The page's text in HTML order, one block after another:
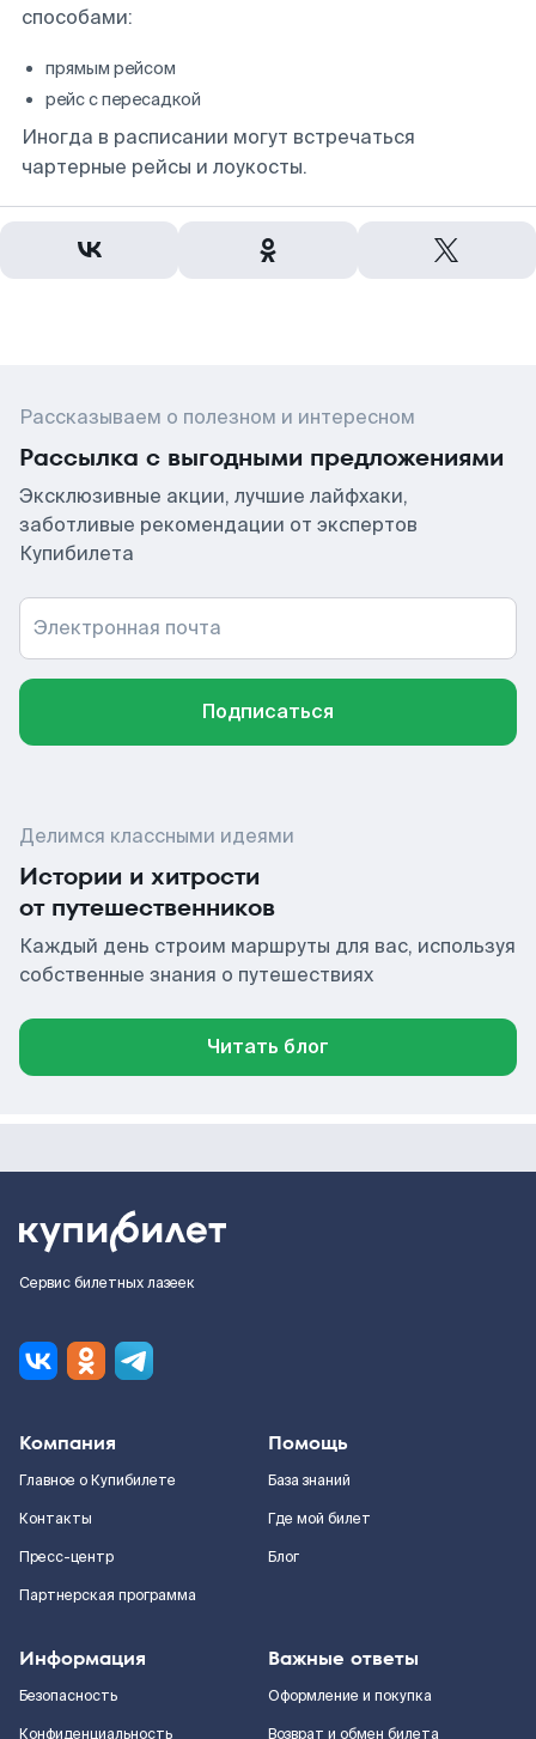
способами:
прямым рейсом
рейс с пересадкой
Иногда в расписании могут встречаться
чартерные рейсы и лоукосты.
Рассказываем о полезном и интересном
Рассылка с выгодными предложениями
Эксклюзивные акции, лучшие лайфхаки,
заботливые рекомендации от экспертов
Купибилета
Электронная почта
Подписаться
Делимся классными идеями
Истории и хитрости
от путешественников
Каждый день строим маршруты для вас, используя
собственные знания о путешествиях
Читать блог
Сервис билетных лазеек
Компания
Главное о Купибилете
Контакты
Пресс-центр
Партнерская программа
Помощь
База знаний
Где мой билет
Блог
Информация
Безопасность
Конфиденциальность
Важные ответы
Оформление и покупка
Возврат и обмен билета